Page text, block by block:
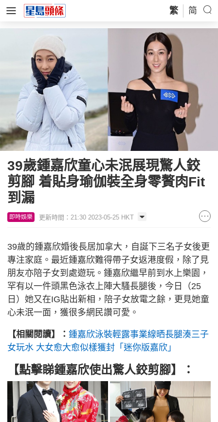
繁 简
39歲鍾嘉欣童心未泯展現驚人鉸
剪腳 着貼身瑜伽裝全身零贅肉Fit
到漏
即時娛樂 更新時間：21:30 2023-05-25 HKT
39歲的鍾嘉欣婚後長居加拿大，自誕下三名子女後更
專注家庭。最近鍾嘉欣難得帶子女返港度假，除了見
朋友亦陪子女到處遊玩。鍾嘉欣繼早前到水上樂園，
罕有以一件頭黑色泳衣上陣大騷長腿後，今日（25
日）她又在IG貼出新相，陪子女放電之餘，更見她童
心未泯一面，獲很多網民讚可愛。
【相關閱讀】： 鍾嘉欣泳裝輕露事業線晒長腿湊三子
女玩水 大女愈大愈似樣獲封「迷你版嘉欣」
【點擊睇鍾嘉欣使出驚人鉸剪腳】：